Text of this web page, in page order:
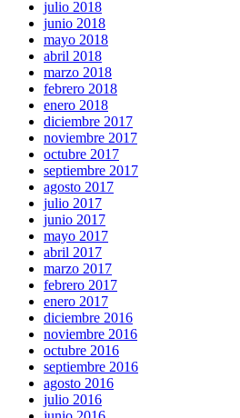
julio 2018
junio 2018
mayo 2018
abril 2018
marzo 2018
febrero 2018
enero 2018
diciembre 2017
noviembre 2017
octubre 2017
septiembre 2017
agosto 2017
julio 2017
junio 2017
mayo 2017
abril 2017
marzo 2017
febrero 2017
enero 2017
diciembre 2016
noviembre 2016
octubre 2016
septiembre 2016
agosto 2016
julio 2016